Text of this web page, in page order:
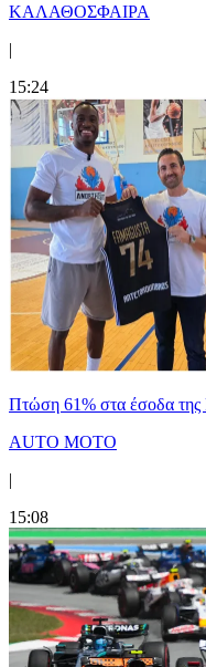
ΚΑΛΑΘΟΣΦΑΙΡΑ
|
15:24
Πτώση 61% στα έσοδα της
AUTO MOTO
|
15:08